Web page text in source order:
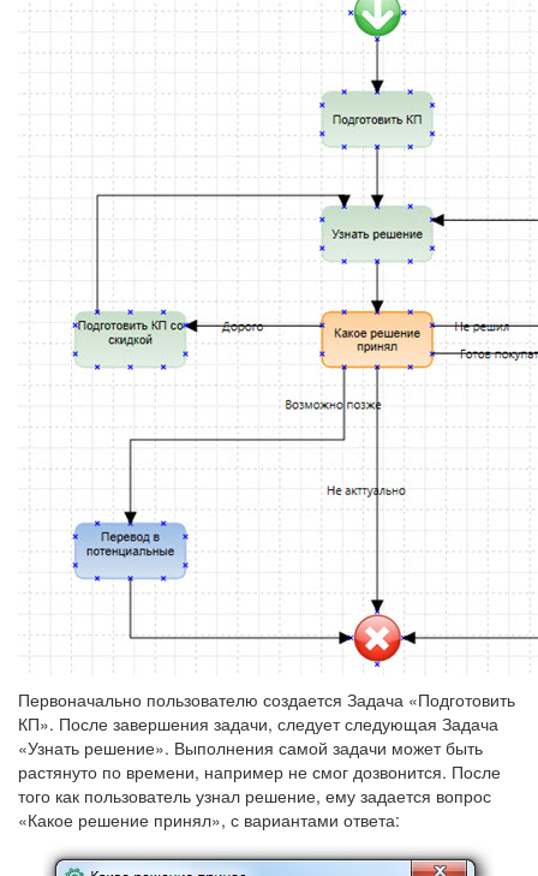
Первоначально пользователю создается Задача «Подготовить
КП». После завершения задачи, следует следующая Задача
«Узнать решение». Выполнения самой задачи может быть
растянуто по времени, например не смог дозвонится. После
того как пользователь узнал решение, ему задается вопрос
«Какое решение принял», с вариантами ответа: